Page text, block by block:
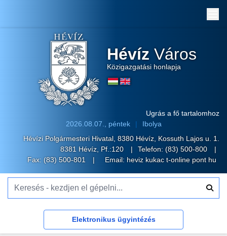
Hévíz Város
Közigazgatási honlapja
Ugrás a fő tartalomhoz
2026.08.07., péntek
Ibolya
Hévízi Polgármesteri Hivatal, 8380 Hévíz, Kossuth Lajos u. 1.
8381 Hévíz, Pf.:120
Telefon: (83) 500-800
Fax: (83) 500-801
Email: heviz kukac t-online pont hu
Elektronikus ügyintézés